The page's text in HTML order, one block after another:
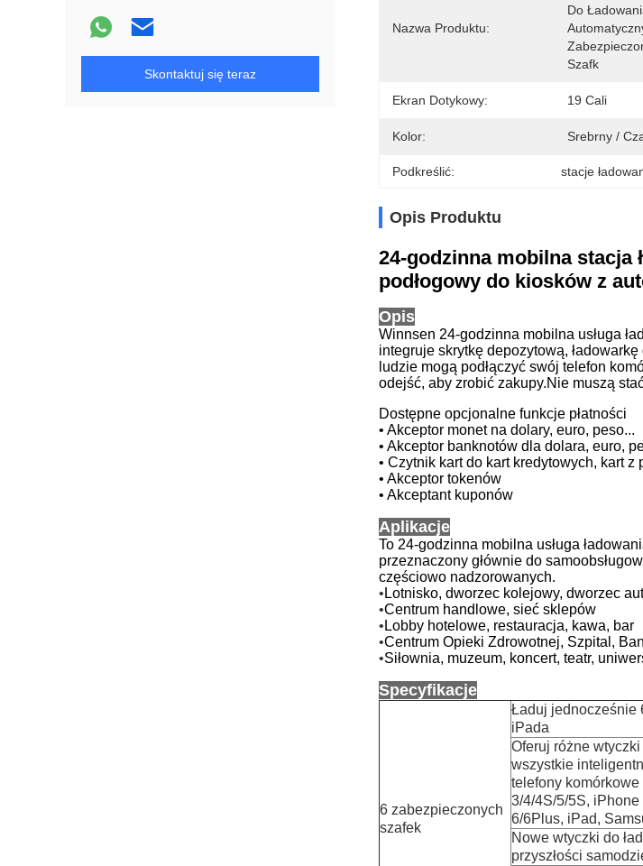
Skontaktuj się teraz
Nazwa Produktu:
Do
Szafk
Ekran Dotykowy: 19 Cali
Kolor: Srebrny /
Podkreślić: stacje
Opis Produktu
24-godzinna mobilna stacja
podłogowy do kiosków z
Opis
Winnsen 24-godzinna mobilna usługa
integruje skrytkę depozytową,
ludzie mogą podłączyć swój telefon
odejść, aby zrobić zakupy.Nie muszą
Dostępne opcjonalne funkcje płatności
• Akceptor monet na dolary, euro, peso...
• Akceptor banknotów dla dolara, euro,
• Czytnik kart do kart kredytowych, kart
• Akceptor tokenów
• Akceptant kuponów
Aplikacje
To 24-godzinna mobilna usługa
przeznaczony głównie do
częściowo nadzorowanych.
• Lotnisko, dworzec kolejowy, dworzec
•Centrum handlowe, sieć sklepów
• Lobby hotelowe, restauracja, kawa, bar
•Centrum Opieki Zdrowotnej, Szpital,
•Siłownia, muzeum, koncert, teatr,
Specyfikacje
6 zabezpieczonych
szafek
Ładuj jednocześnie
iPada
Oferuj różne
wszystkie
telefony
3/4/4S/5/5S, iPhone
6/6Plus, iPad,
Nowe wtyczki do
przyszłości